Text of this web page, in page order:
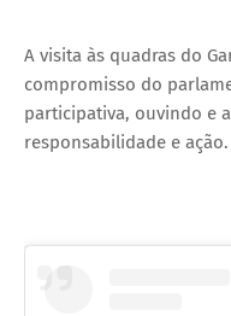
A visita às quadras do
compromisso do
participativa, ouvindo e
responsabilidade e ação.